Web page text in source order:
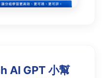
AI GPT 小幫